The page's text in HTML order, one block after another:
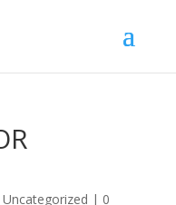
Uncategorized | 0